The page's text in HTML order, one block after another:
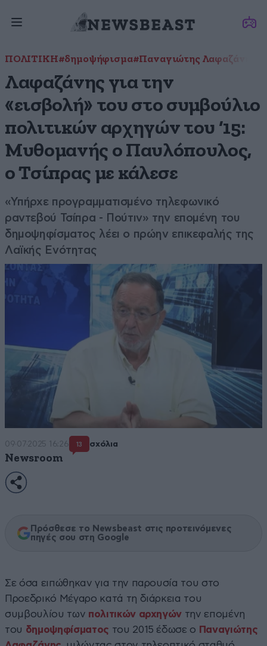
ΠΟΛΙΤΙΚΗ#δημοψήφισμα#Παναγιώτης Λαφαζάνης
Λαφαζάνης για την
«εισβολή» του στο συμβούλιο
πολιτικών αρχηγών του ‘15:
Μυθομανής ο Παυλόπουλος,
ο Τσίπρας με κάλεσε
«Υπήρχε προγραμματισμένο τηλεφωνικό
ραντεβού Τσίπρα - Πούτιν» την επομένη του
δημοψηφίσματος λέει ο πρώην επικεφαλής της
Λαϊκής Ενότητας
09·07·2025 16:26 13 σχόλια
Newsroom
Πρόσθεσε το Newsbeast στις προτεινόμενες
πηγές σου στη Google
Σε όσα ειπώθηκαν για την παρουσία του στο
Προεδρικό Μέγαρο κατά τη διάρκεια του
συμβουλίου των πολιτικών αρχηγών την επομένη
του δημοψηφίσματος του 2015 έδωσε ο Παναγιώτης